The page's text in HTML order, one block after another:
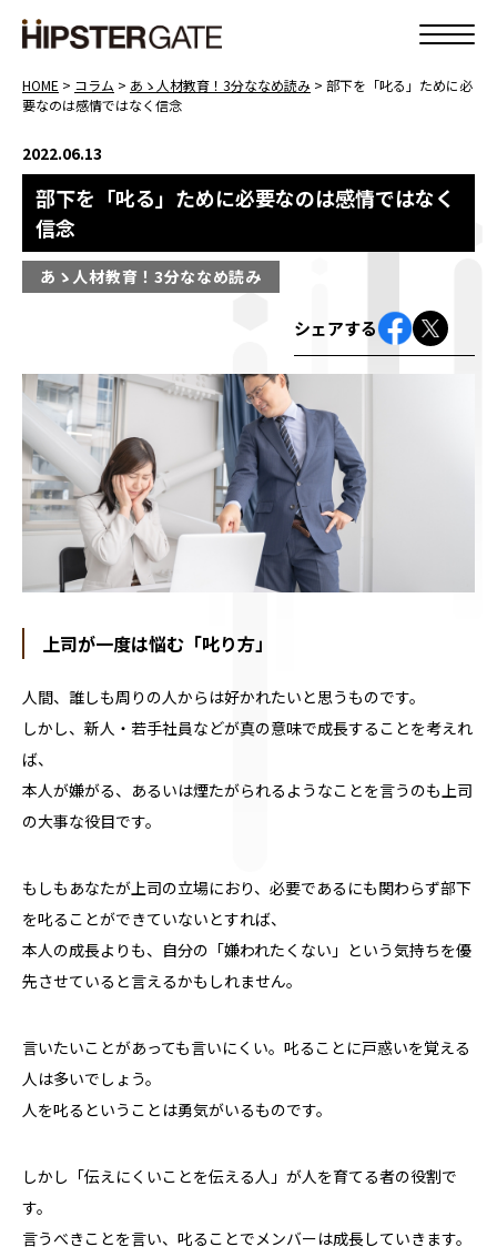
HOME > コラム > あゝ人材教育！3分ななめ読み > 部下を「叱る」ために必
要なのは感情ではなく信念
2022.06.13
部下を「叱る」ために必要なのは感情ではなく
信念
あゝ人材教育！3分ななめ読み
シェアする
上司が一度は悩む「叱り方」
人間、誰しも周りの人からは好かれたいと思うものです。
しかし、新人・若手社員などが真の意味で成長することを考えれ
ば、
本人が嫌がる、あるいは煙たがられるようなことを言うのも上司
の大事な役目です。
もしもあなたが上司の立場におり、必要であるにも関わらず部下
を叱ることができていないとすれば、
本人の成長よりも、自分の「嫌われたくない」という気持ちを優
先させていると言えるかもしれません。
言いたいことがあっても言いにくい。叱ることに戸惑いを覚える
人は多いでしょう。
人を叱るということは勇気がいるものです。
しかし「伝えにくいことを伝える人」が人を育てる者の役割で
す。
言うべきことを言い、叱ることでメンバーは成長していきます。